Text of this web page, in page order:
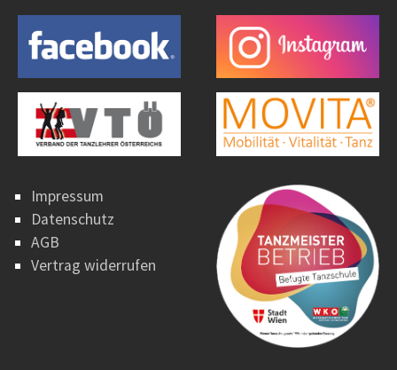
Impressum
Datenschutz
AGB
Vertrag widerrufen